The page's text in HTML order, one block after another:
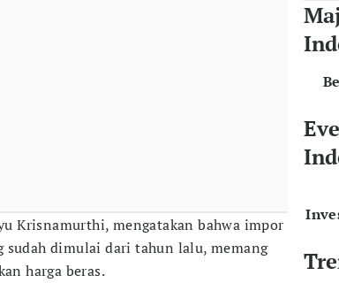
Krisnamurthi, mengatakan bahwa impor
sudah dimulai dari tahun lalu, memang
harga beras.